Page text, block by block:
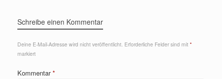
Schreibe einen Kommentar
Deine E-Mail-Adresse wird nicht veröffentlicht. Erforderliche Felder sind mit *
markiert
Kommentar*